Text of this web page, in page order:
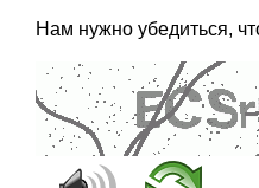
Нам нужно убедиться,